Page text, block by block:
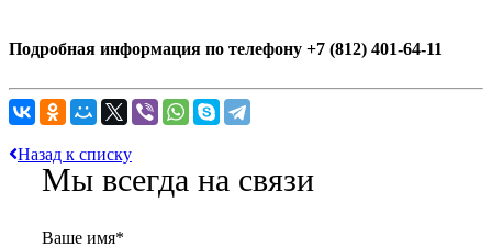
Подробная информация по телефону +7 (812) 401-64-11
Назад к списку
Мы всегда на связи
Ваше имя*